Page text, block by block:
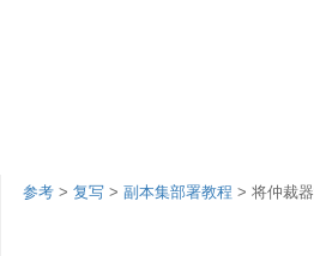
参考 > 复写 > 副本集部署教程 > 将仲裁